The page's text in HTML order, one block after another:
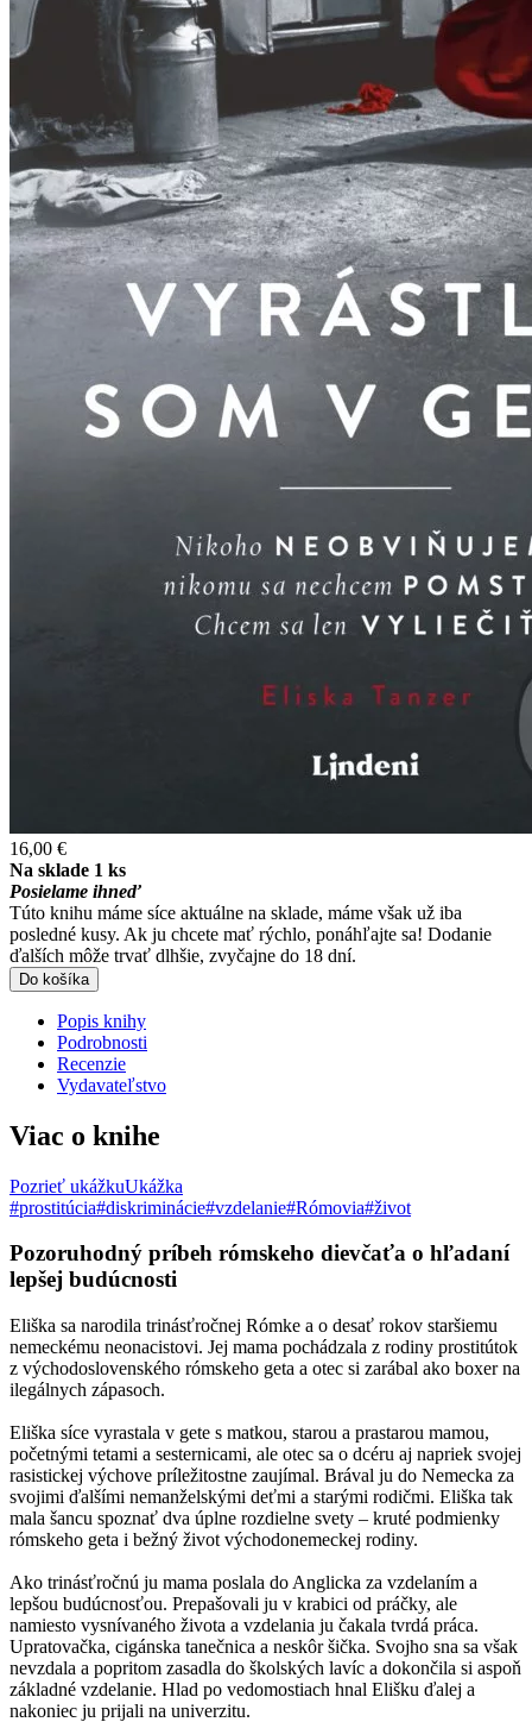
16,00 €
Na sklade 1 ks
Posielame ihneď
Túto knihu máme síce aktuálne na sklade, máme však už iba
posledné kusy. Ak ju chcete mať rýchlo, ponáhľajte sa! Dodanie
ďalších môže trvať dlhšie, zvyčajne do 18 dní.
Do košíka
Popis knihy
Podrobnosti
Recenzie
Vydavateľstvo
Viac o knihe
Pozrieť ukážkuUkážka
#prostitúcia#diskriminácie#vzdelanie#Rómovia#život
Pozoruhodný príbeh rómskeho dievčaťa o hľadaní
lepšej budúcnosti
Eliška sa narodila trinásťročnej Rómke a o desať rokov staršiemu
nemeckému neonacistovi. Jej mama pochádzala z rodiny prostitútok
z východoslovenského rómskeho geta a otec si zarábal ako boxer na
ilegálnych zápasoch.
Eliška síce vyrastala v gete s matkou, starou a prastarou mamou,
početnými tetami a sesternicami, ale otec sa o dcéru aj napriek svojej
rasistickej výchove príležitostne zaujímal. Brával ju do Nemecka za
svojimi ďalšími nemanželskými deťmi a starými rodičmi. Eliška tak
mala šancu spoznať dva úplne rozdielne svety – kruté podmienky
rómskeho geta i bežný život východonemeckej rodiny.
Ako trinásťročnú ju mama poslala do Anglicka za vzdelaním a
lepšou budúcnosťou. Prepašovali ju v krabici od práčky, ale
namiesto vysnívaného života a vzdelania ju čakala tvrdá práca.
Upratovačka, cigánska tanečnica a neskôr šička. Svojho sna sa však
nevzdala a popritom zasadla do školských lavíc a dokončila si aspoň
základné vzdelanie. Hlad po vedomostiach hnal Elišku ďalej a
nakoniec ju prijali na univerzitu.